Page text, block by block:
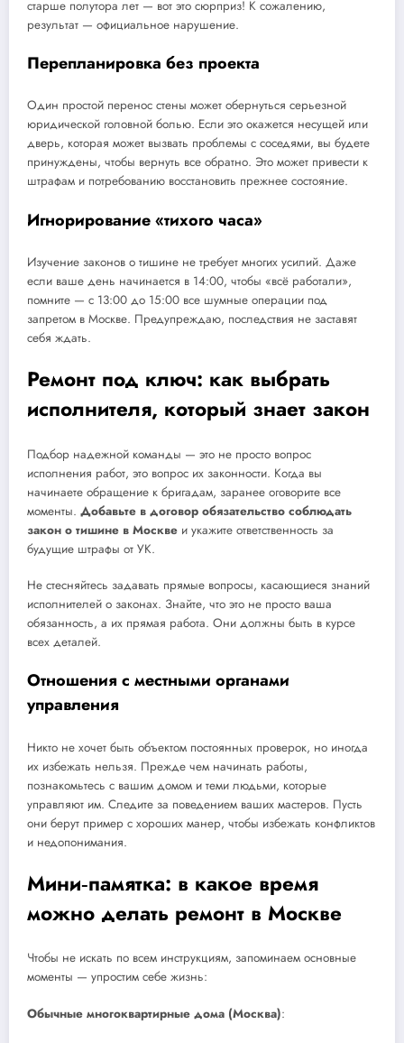
старше полутора лет — вот это сюрприз! К сожалению,
результат — официальное нарушение.
Перепланировка без проекта
Один простой перенос стены может обернуться серьезной
юридической головной болью. Если это окажется несущей или
дверь, которая может вызвать проблемы с соседями, вы будете
принуждены, чтобы вернуть все обратно. Это может привести к
штрафам и потребованию восстановить прежнее состояние.
Игнорирование «тихого часа»
Изучение законов о тишине не требует многих усилий. Даже
если ваше день начинается в 14:00, чтобы «всё работали»,
помните — с 13:00 до 15:00 все шумные операции под
запретом в Москве. Предупреждаю, последствия не заставят
себя ждать.
Ремонт под ключ: как выбрать
исполнителя, который знает закон
Подбор надежной команды — это не просто вопрос
исполнения работ, это вопрос их законности. Когда вы
начинаете обращение к бригадам, заранее оговорите все
моменты. Добавьте в договор обязательство соблюдать
закон о тишине в Москве и укажите ответственность за
будущие штрафы от УК.
Не стесняйтесь задавать прямые вопросы, касающиеся знаний
исполнителей о законах. Знайте, что это не просто ваша
обязанность, а их прямая работа. Они должны быть в курсе
всех деталей.
Отношения с местными органами
управления
Никто не хочет быть объектом постоянных проверок, но иногда
их избежать нельзя. Прежде чем начинать работы,
познакомьтесь с вашим домом и теми людьми, которые
управляют им. Следите за поведением ваших мастеров. Пусть
они берут пример с хороших манер, чтобы избежать конфликтов
и недопонимания.
Мини‑памятка: в какое время
можно делать ремонт в Москве
Чтобы не искать по всем инструкциям, запоминаем основные
моменты — упростим себе жизнь:
Обычные многоквартирные дома (Москва):